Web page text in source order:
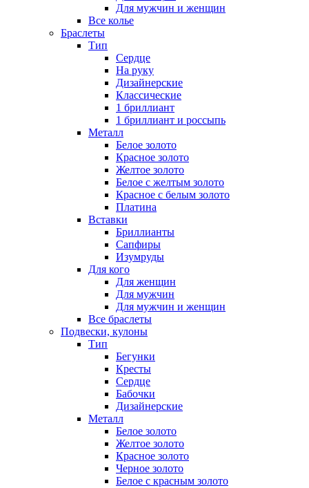
Для мужчин и женщин
Все колье
Браслеты
Тип
Сердце
На руку
Дизайнерские
Классические
1 бриллиант
1 бриллиант и россыпь
Металл
Белое золото
Красное золото
Желтое золото
Белое с желтым золото
Красное с белым золото
Платина
Вставки
Бриллианты
Сапфиры
Изумруды
Для кого
Для женщин
Для мужчин
Для мужчин и женщин
Все браслеты
Подвески, кулоны
Тип
Бегунки
Кресты
Сердце
Бабочки
Дизайнерские
Металл
Белое золото
Желтое золото
Красное золото
Черное золото
Белое с красным золото